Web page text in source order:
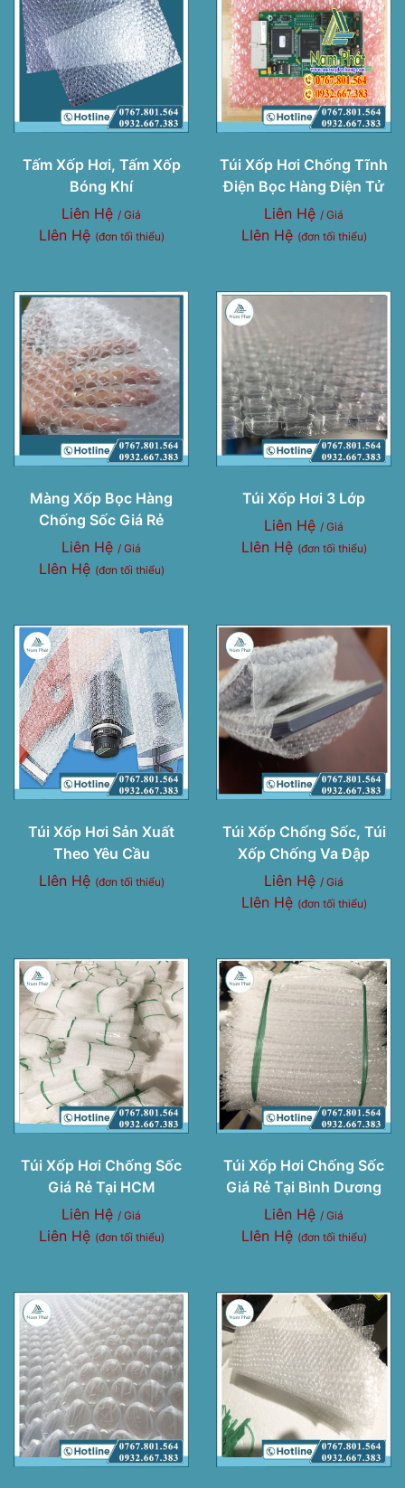
Tấm Xốp Hơi, Tấm Xốp
Bóng Khí
Liên Hệ / Giá
LIên Hệ (đơn tối thiểu)
Túi Xốp Hơi Chống Tĩnh
Điện Bọc Hàng Điện Tử
Liên Hệ / Giá
LIên Hệ (đơn tối thiểu)
Màng Xốp Bọc Hàng
Chống Sốc Giá Rẻ
Liên Hệ / Giá
LIên Hệ (đơn tối thiểu)
Túi Xốp Hơi 3 Lớp
Liên Hệ / Giá
LIên Hệ (đơn tối thiểu)
Túi Xốp Hơi Sản Xuất
Theo Yêu Cầu
LIên Hệ (đơn tối thiểu)
Túi Xốp Chống Sốc, Túi
Xốp Chống Va Đập
Liên Hệ / Giá
LIên Hệ (đơn tối thiểu)
Túi Xốp Hơi Chống Sốc
Giá Rẻ Tại HCM
Liên Hệ / Giá
Liên Hệ (đơn tối thiểu)
Túi Xốp Hơi Chống Sốc
Giá Rẻ Tại Bình Dương
Liên Hệ / Giá
LIên Hệ (đơn tối thiểu)